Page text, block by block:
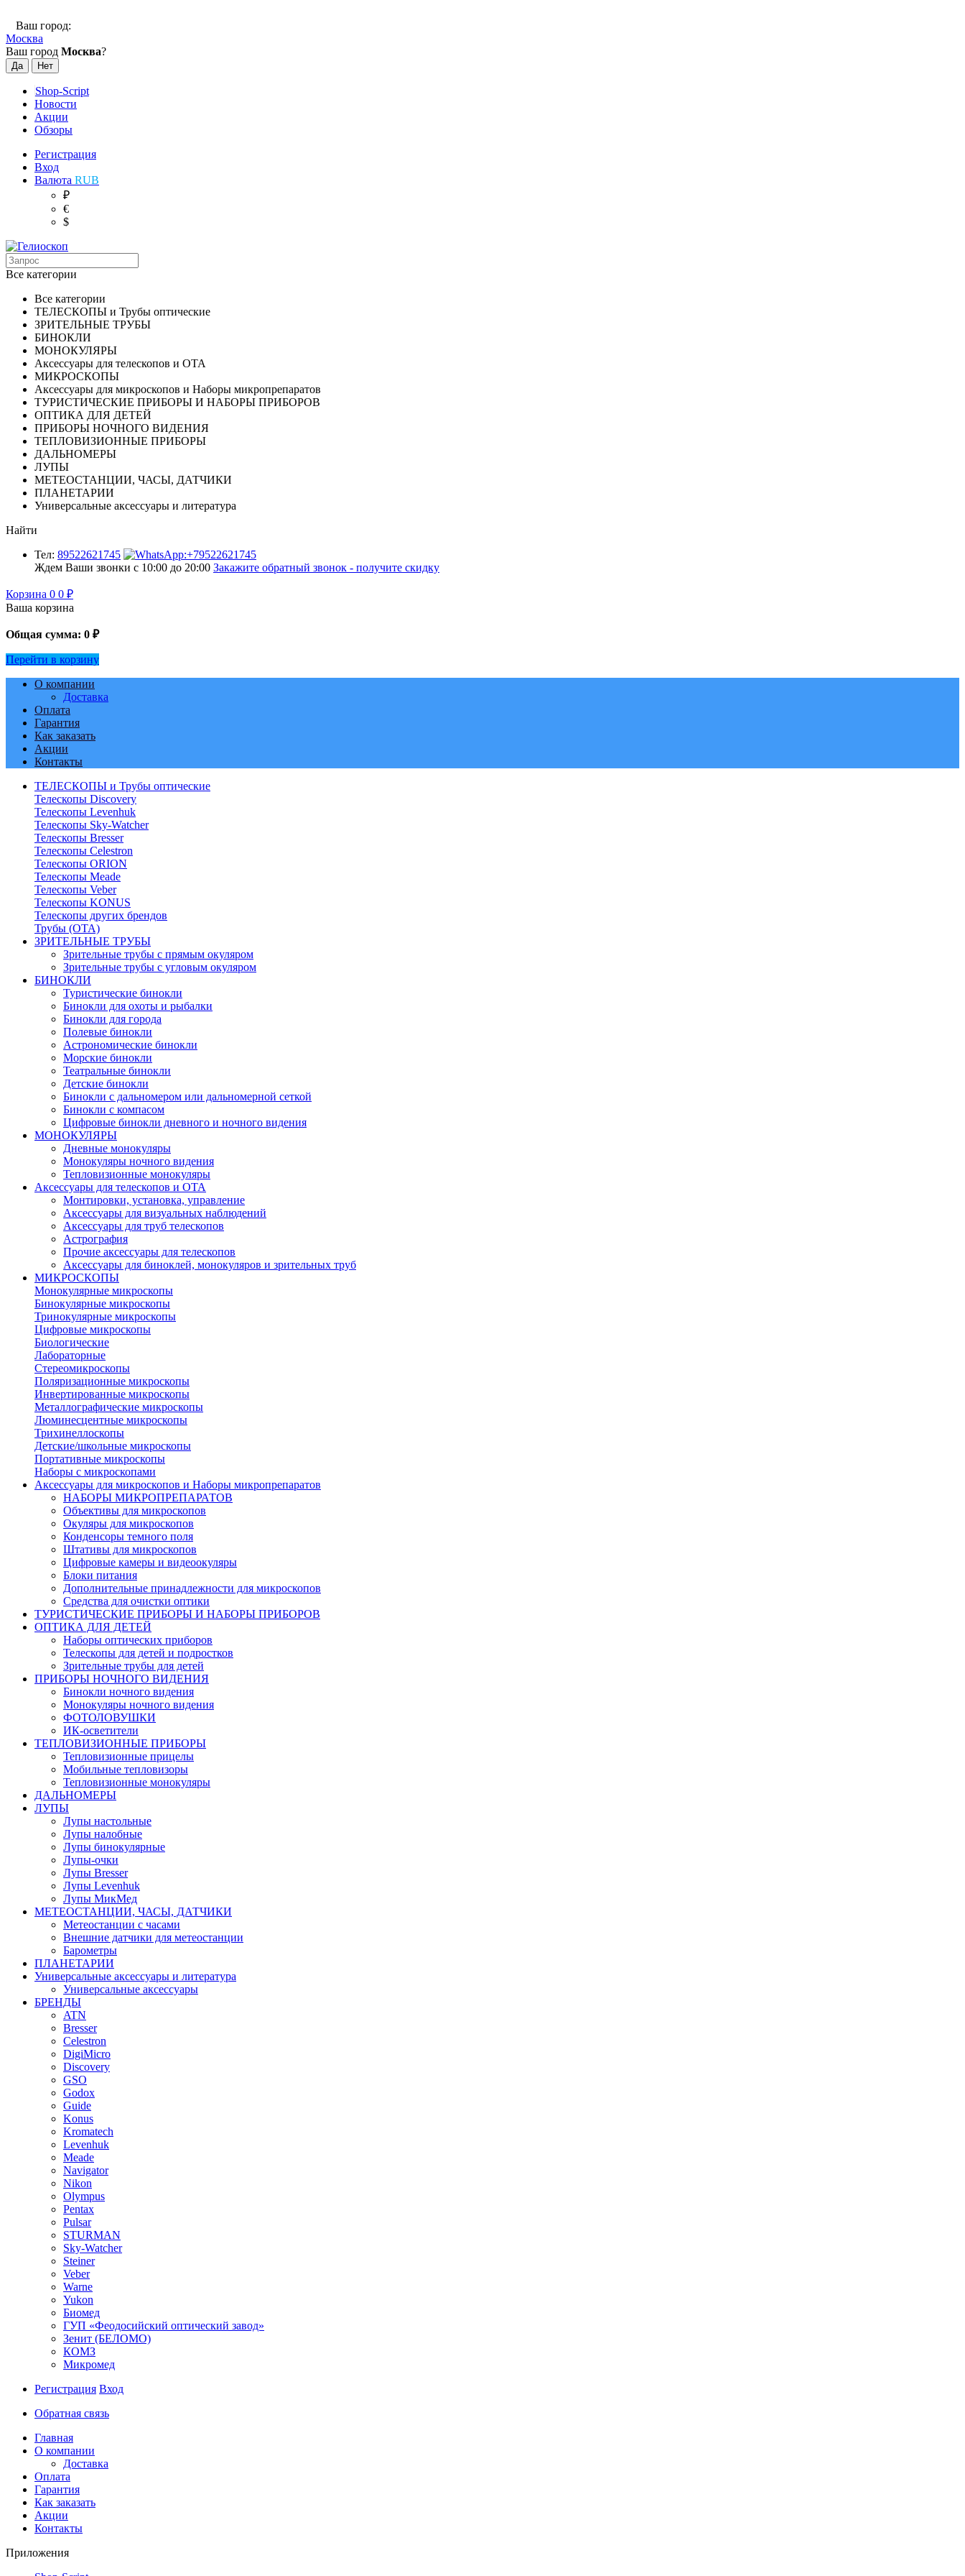
Ваш город:
Москва
Ваш город Москва?
Shop-Script
Новости
Акции
Обзоры
Регистрация
Вход
Валюта RUB
₽
€
$
Все категории
Все категории
ТЕЛЕСКОПЫ и Трубы оптические
ЗРИТЕЛЬНЫЕ ТРУБЫ
БИНОКЛИ
МОНОКУЛЯРЫ
Аксессуары для телескопов и ОТА
МИКРОСКОПЫ
Аксессуары для микроскопов и Наборы микропрепаратов
ТУРИСТИЧЕСКИЕ ПРИБОРЫ И НАБОРЫ ПРИБОРОВ
ОПТИКА ДЛЯ ДЕТЕЙ
ПРИБОРЫ НОЧНОГО ВИДЕНИЯ
ТЕПЛОВИЗИОННЫЕ ПРИБОРЫ
ДАЛЬНОМЕРЫ
ЛУПЫ
МЕТЕОСТАНЦИИ, ЧАСЫ, ДАТЧИКИ
ПЛАНЕТАРИИ
Универсальные аксессуары и литература
Найти
Тел: 89522621745
Ждем Ваши звонки с 10:00 до 20:00 Закажите обратный звонок - получите скидку
Корзина 0 0 ₽
Ваша корзина
Общая сумма: 0 ₽
Перейти в корзину
О компании
Доставка
Оплата
Гарантия
Как заказать
Акции
Контакты
ТЕЛЕСКОПЫ и Трубы оптические
Телескопы Discovery
Телескопы Levenhuk
Телескопы Sky-Watcher
Телескопы Bresser
Телескопы Celestron
Телескопы ORION
Телескопы Meade
Телескопы Veber
Телескопы KONUS
Телескопы других брендов
Трубы (ОТА)
ЗРИТЕЛЬНЫЕ ТРУБЫ
Зрительные трубы с прямым окуляром
Зрительные трубы с угловым окуляром
БИНОКЛИ
Туристические бинокли
Бинокли для охоты и рыбалки
Бинокли для города
Полевые бинокли
Астрономические бинокли
Морские бинокли
Театральные бинокли
Детские бинокли
Бинокли с дальномером или дальномерной сеткой
Бинокли с компасом
Цифровые бинокли дневного и ночного видения
МОНОКУЛЯРЫ
Дневные монокуляры
Монокуляры ночного видения
Тепловизионные монокуляры
Аксессуары для телескопов и ОТА
Монтировки, установка, управление
Аксессуары для визуальных наблюдений
Аксессуары для труб телескопов
Астрография
Прочие аксессуары для телескопов
Аксессуары для биноклей, монокуляров и зрительных труб
МИКРОСКОПЫ
Монокулярные микроскопы
Бинокулярные микроскопы
Тринокулярные микроскопы
Цифровые микроскопы
Биологические
Лабораторные
Стереомикроскопы
Поляризационные микроскопы
Инвертированные микроскопы
Металлографические микроскопы
Люминесцентные микроскопы
Трихинеллоскопы
Детские/школьные микроскопы
Портативные микроскопы
Наборы с микроскопами
Аксессуары для микроскопов и Наборы микропрепаратов
НАБОРЫ МИКРОПРЕПАРАТОВ
Объективы для микроскопов
Окуляры для микроскопов
Конденсоры темного поля
Штативы для микроскопов
Цифровые камеры и видеоокуляры
Блоки питания
Дополнительные принадлежности для микроскопов
Средства для очистки оптики
ТУРИСТИЧЕСКИЕ ПРИБОРЫ И НАБОРЫ ПРИБОРОВ
ОПТИКА ДЛЯ ДЕТЕЙ
Наборы оптических приборов
Телескопы для детей и подростков
Зрительные трубы для детей
ПРИБОРЫ НОЧНОГО ВИДЕНИЯ
Бинокли ночного видения
Монокуляры ночного видения
ФОТОЛОВУШКИ
ИК-осветители
ТЕПЛОВИЗИОННЫЕ ПРИБОРЫ
Тепловизионные прицелы
Мобильные тепловизоры
Тепловизионные монокуляры
ДАЛЬНОМЕРЫ
ЛУПЫ
Лупы настольные
Лупы налобные
Лупы бинокулярные
Лупы-очки
Лупы Bresser
Лупы Levenhuk
Лупы МикМед
МЕТЕОСТАНЦИИ, ЧАСЫ, ДАТЧИКИ
Метеостанции с часами
Внешние датчики для метеостанции
Барометры
ПЛАНЕТАРИИ
Универсальные аксессуары и литература
Универсальные аксессуары
БРЕНДЫ
ATN
Bresser
Celestron
DigiMicro
Discovery
GSO
Godox
Guide
Konus
Kromatech
Levenhuk
Meade
Navigator
Nikon
Olympus
Pentax
Pulsar
STURMAN
Sky-Watcher
Steiner
Veber
Warne
Yukon
Биомед
ГУП «Феодосийский оптический завод»
Зенит (БЕЛОМО)
КОМЗ
Микромед
Регистрация Вход
Обратная связь
Главная
О компании
Доставка
Оплата
Гарантия
Как заказать
Акции
Контакты
Приложения